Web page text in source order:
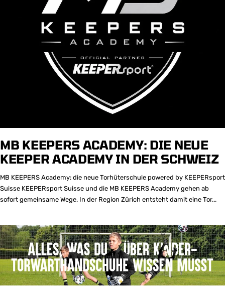
MB KEEPERS ACADEMY: DIE NEUE
KEEPER ACADEMY IN DER SCHWEIZ
MB KEEPERS Academy: die neue Torhüterschule powered by KEEPERsport
Suisse KEEPERsport Suisse und die MB KEEPERS Academy gehen ab
sofort gemeinsame Wege. In der Region Zürich entsteht damit eine Tor...